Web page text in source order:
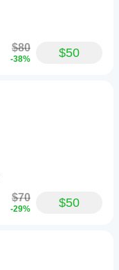
$80
-38% $50
$70
-29% $50